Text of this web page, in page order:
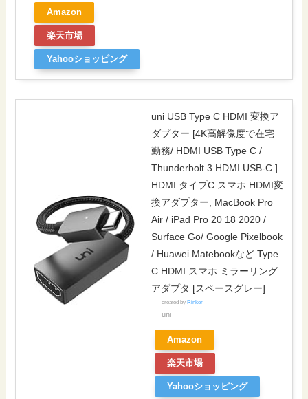
Amazon
楽天市場
Yahooショッピング
uni USB Type C HDMI 変換ア
ダプター [4K高解像度で在宅
勤務/ HDMI USB Type C /
Thunderbolt 3 HDMI USB-C ]
HDMI タイプC スマホ HDMI変
換アダプター, MacBook Pro
Air / iPad Pro 20 18 2020 /
Surface Go/ Google Pixelbook
/ Huawei Matebookなど Type
C HDMI スマホ ミラーリング
アダプタ [スペースグレー]
created byRinker
uni
Amazon
楽天市場
Yahooショッピング